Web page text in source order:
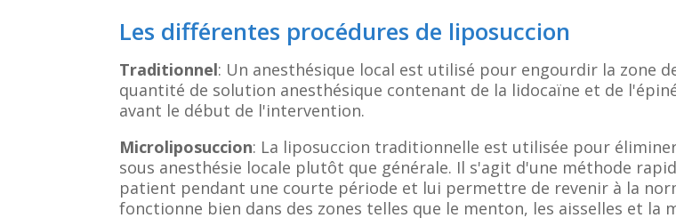
Les différentes procédures de liposuccion
Traditionnel: Un anesthésique local est utilisé pour engourdir la zone
quantité de solution anesthésique contenant de la lidocaïne et de
avant le début de l'intervention.
Microliposuccion: La liposuccion traditionnelle est utilisée pour
sous anesthésie locale plutôt que générale. Il s'agit d'une méthode
patient pendant une courte période et lui permettre de revenir à la
fonctionne bien dans des zones telles que le menton, les aisselles et la